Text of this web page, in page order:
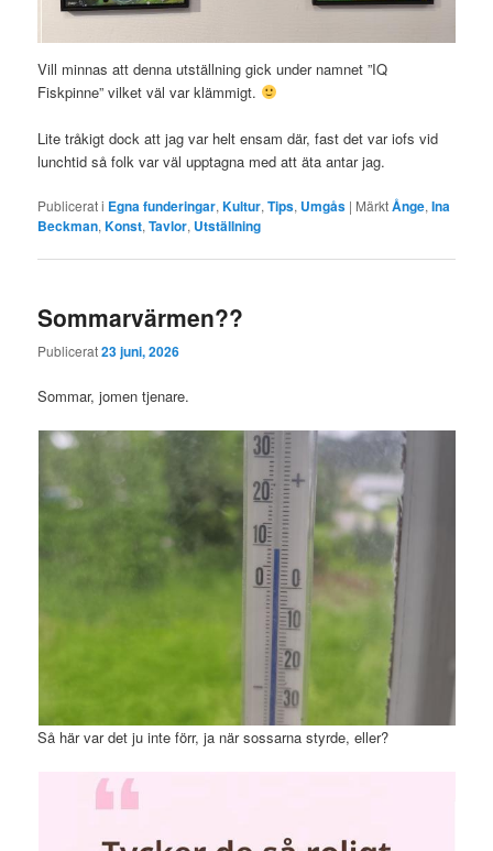
Vill minnas att denna utställning gick under namnet ”IQ
Fiskpinne” vilket väl var klämmigt.
Lite tråkigt dock att jag var helt ensam där, fast det var iofs vid
lunchtid så folk var väl upptagna med att äta antar jag.
Publicerat i Egna funderingar,Kultur,Tips, Umgås | MärktÅnge,Ina
Beckman,Konst,Tavlor, Utställning
Sommarvärmen??
Publicerat23 juni, 2026
Sommar, jomen tjenare.
Så här var det ju inte förr, ja när sossarna styrde, eller?